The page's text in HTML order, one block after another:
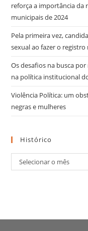
reforça a importância da
municipais de 2024
Pela primeira vez,
sexual ao fazer o registro
Os desafios na busca
na política institucional
Violência Política: um
negras e mulheres
Histórico
Selecionar o mês